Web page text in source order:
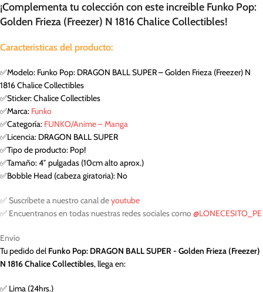
¡Complementa tu colección con este increíble Funko Pop:
Golden Frieza (Freezer) N 1816 Chalice Collectibles!
Caracteristicas del producto:
✅Modelo: Funko Pop: DRAGON BALL SUPER – Golden Frieza (Freezer) N
1816 Chalice Collectibles
✅Sticker: Chalice Collectibles
✅Marca: Funko
✅Categoría: FUNKO/Anime – Manga
✅Licencia: DRAGON BALL SUPER
✅Tipo de producto: Pop!
✅Tamaño: 4″ pulgadas (10cm alto aprox.)
✅Bobble Head (cabeza giratoria): No
✅ Suscríbete a nuestro canal deyoutube
✅ Encuentranos en todas nuestras redes sociales como@LONECESITO_PE
Envío
Tu pedido delFunko Pop: DRAGON BALL SUPER - Golden Frieza (Freezer)
N 1816 Chalice Collectibles, llega en:
✅ Lima (24hrs.)